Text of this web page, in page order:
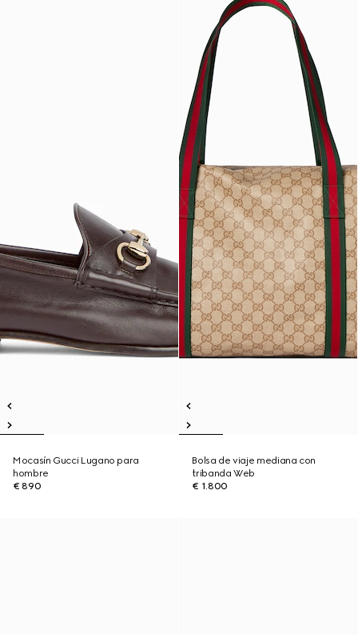
Mocasín Gucci Lugano para
hombre
€ 890
Bolsa de viaje mediana con
tribanda Web
€ 1.800